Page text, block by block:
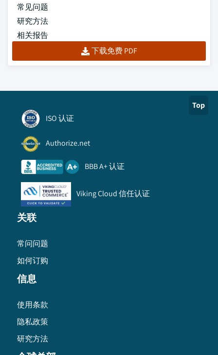
常见问题
研究方法
相关报告
下载免费 PDF
Top
ISO 认证
Authorize.net
BBB A+ 认证
Viking Cloud 信任认证
关联
常问问题
如何订购
信息
使用条款
隐私政策
研究方法